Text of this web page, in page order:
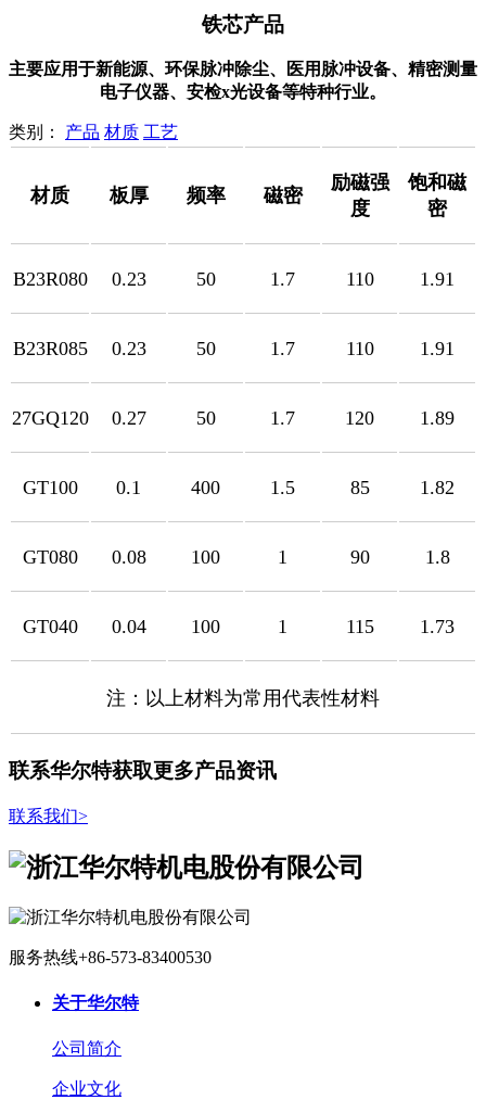
铁芯产品
主要应用于新能源、环保脉冲除尘、医用脉冲设备、精密测量
电子仪器、安检x光设备等特种行业。
类别： 产品 材质 工艺
材质 板厚 频率 磁密
励磁强
度
饱和磁
密
B23R080 0.23 50 1.7 110 1.91
B23R085 0.23 50 1.7 110 1.91
27GQ120 0.27 50 1.7 120 1.89
GT100 0.1 400 1.5 85 1.82
GT080 0.08 100 1 90 1.8
GT040 0.04 100 1 115 1.73
注：以上材料为常用代表性材料
联系华尔特获取更多产品资讯
联系我们>
服务热线+86-573-83400530
关于华尔特
公司简介
企业文化